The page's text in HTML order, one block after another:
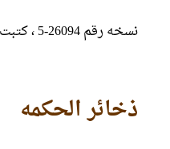
نسخه رقم 26094-5 ، کتبت سنه 1244 فی 227 ورقه.
ذخائر الحکمه